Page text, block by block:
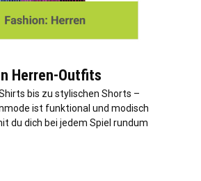
Herren-Outfits
bis zu stylischen Shorts –
ist funktional und modisch
du dich bei jedem Spiel rundum